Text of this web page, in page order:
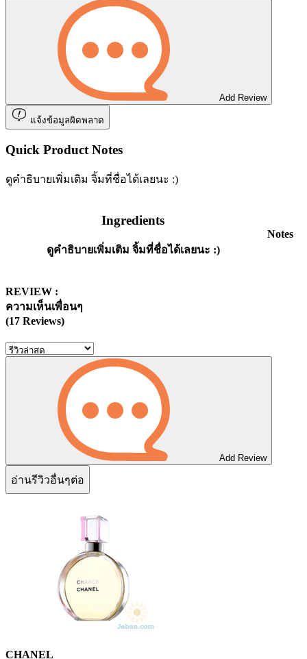
Add Review
แจ้งข้อมูลผิดพลาด
Quick Product Notes
ดูคำธิบายเพิ่มเติม จิ้มที่ชื่อได้เลยนะ :)
Ingredients
ดูคำธิบายเพิ่มเติม จิ้มที่ชื่อได้เลยนะ :)
Notes
REVIEW :
ความเห็นเพื่อนๆ
(17 Reviews)
Add Review
อ่านรีวิวอื่นๆต่อ
CHANEL